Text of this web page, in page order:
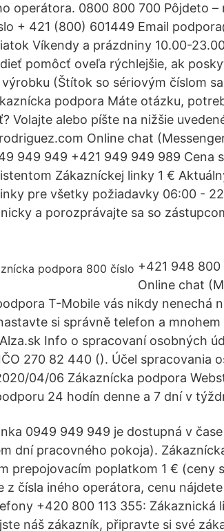
operátora. 0800 800 700 Pôjdeto
+ 421 (800) 601449 Email
Víkendy a prázdniny 10.00-
pomôcť oveľa rýchlejšie, ak
výrobku (Štítok so sériovým číslom
podpora Máte otázku,
Volajte alebo píšte na nižšie
Online chat
949 949 +421 949 949 989 Cena
Zákazníckej linky 1 €
pre všetky požiadavky 06:00 -
a porozprávajte sa so
+421 948 800
Online chat
T-Mobile vás nikdy nenechá
si správně telefon a
Info o spracovaní osobných
270 82 440 (). Účel spracovania
04/06 Zákaznícka podpora
24 hodín denne a 7 dní v
0949 949 949 je dostupná v
dní pracovného pokoja).
prepojovacím poplatkom 1 € (ceny
z čísla iného operátora, cenu
+420 800 113 355:
náš zákazník, připravte si své